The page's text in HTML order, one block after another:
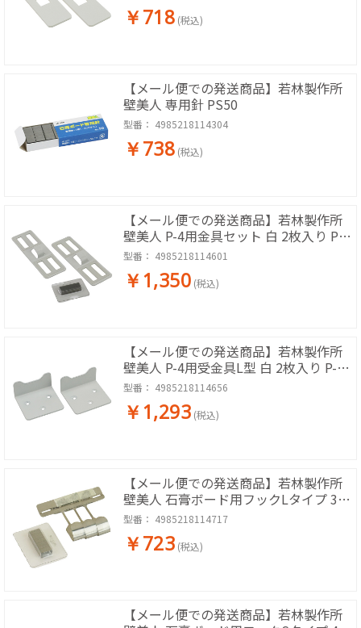
￥718 (税込)
【メール便での発送商品】若林製作所
壁美人 専用針 PS50
型番： 4985218114304
￥738 (税込)
【メール便での発送商品】若林製作所
壁美人 P-4用金具セット 白 2枚入り P-
4Shw
型番： 4985218114601
￥1,350 (税込)
【メール便での発送商品】若林製作所
壁美人 P-4用受金具L型 白 2枚入り P-
4H2hw
型番： 4985218114656
￥1,293 (税込)
【メール便での発送商品】若林製作所
壁美人 石膏ボード用フックLタイプ 3個
入 F-L1
型番： 4985218114717
￥723 (税込)
【メール便での発送商品】若林製作所